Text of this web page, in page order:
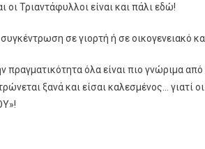
οι Τριαντάφυλλοι είναι και πάλι εδώ!
σε γιορτή ή σε οικογενειακό
όλα είναι πιο γνώριμα από
ξανά και είσαι καλεσμένος… γιατί